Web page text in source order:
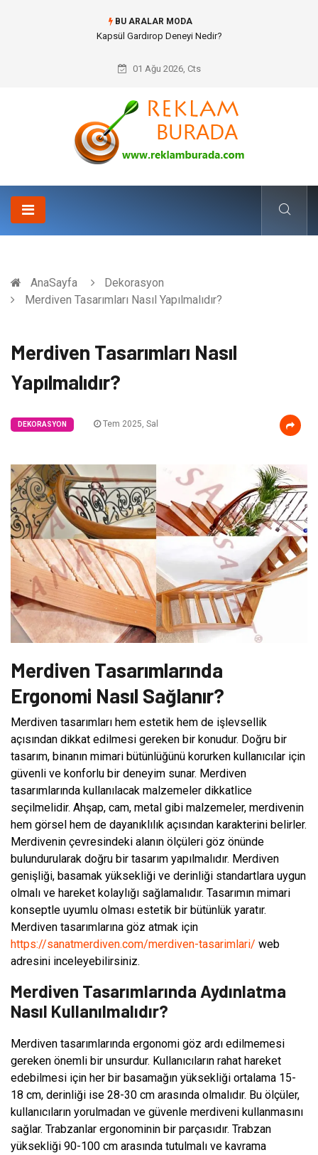
BU ARALAR MODA
Ataşehir Gitar Dersi Ve Modern Yaşamda Sanatla Gelen Dinginlik
01 Ağu 2026, Cts
AnaSayfa
Dekorasyon
Merdiven Tasarımları Nasıl Yapılmalıdır?
Merdiven Tasarımları Nasıl
Yapılmalıdır?
DEKORASYON Tem 2025, Sal
Merdiven Tasarımlarında
Ergonomi Nasıl Sağlanır?
Merdiven tasarımları hem estetik hem de işlevsellik
açısından dikkat edilmesi gereken bir konudur. Doğru bir
tasarım, binanın mimari bütünlüğünü korurken kullanıcılar için
güvenli ve konforlu bir deneyim sunar. Merdiven
tasarımlarında kullanılacak malzemeler dikkatlice
seçilmelidir. Ahşap, cam, metal gibi malzemeler, merdivenin
hem görsel hem de dayanıklılık açısından karakterini belirler.
Merdivenin çevresindeki alanın ölçüleri göz önünde
bulundurularak doğru bir tasarım yapılmalıdır. Merdiven
genişliği, basamak yüksekliği ve derinliği standartlara uygun
olmalı ve hareket kolaylığı sağlamalıdır. Tasarımın mimari
konseptle uyumlu olması estetik bir bütünlük yaratır.
Merdiven tasarımlarına göz atmak için
https://sanatmerdiven.com/merdiven-tasarimlari/ web
adresini inceleyebilirsiniz.
Merdiven Tasarımlarında Aydınlatma
Nasıl Kullanılmalıdır?
Merdiven tasarımlarında ergonomi göz ardı edilmemesi
gereken önemli bir unsurdur. Kullanıcıların rahat hareket
edebilmesi için her bir basamağın yüksekliği ortalama 15-
18 cm, derinliği ise 28-30 cm arasında olmalıdır. Bu ölçüler,
kullanıcıların yorulmadan ve güvenle merdiveni kullanmasını
sağlar. Trabzanlar ergonominin bir parçasıdır. Trabzan
yüksekliği 90-100 cm arasında tutulmalı ve kavrama